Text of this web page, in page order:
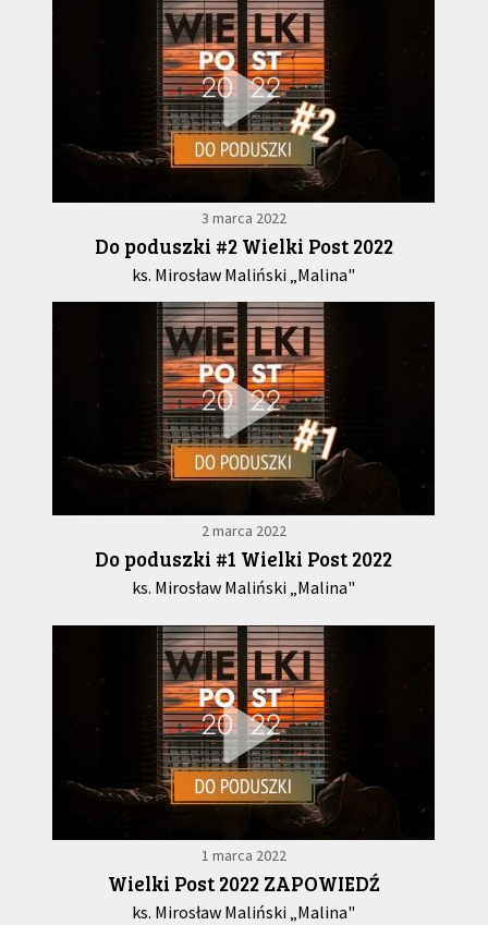
3 marca 2022
Do poduszki #2 Wielki Post 2022
ks. Mirosław Maliński „Malina"
2 marca 2022
Do poduszki #1 Wielki Post 2022
ks. Mirosław Maliński „Malina"
1 marca 2022
Wielki Post 2022 ZAPOWIEDŹ
ks. Mirosław Maliński „Malina"